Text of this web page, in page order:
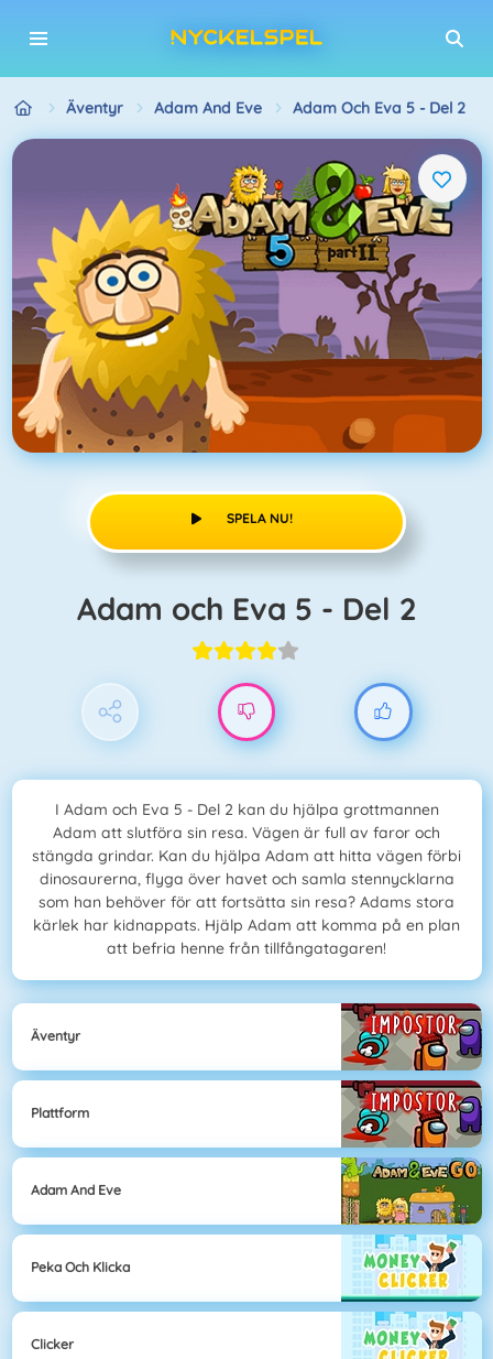
Äventyr Adam And Eve Adam Och Eva 5 - Del 2
SPELA NU!
Adam och Eva 5 - Del 2
I Adam och Eva 5 - Del 2 kan du hjälpa grottmannen
Adam att slutföra sin resa. Vägen är full av faror och
stängda grindar. Kan du hjälpa Adam att hitta vägen förbi
dinosaurerna, flyga över havet och samla stennycklarna
som han behöver för att fortsätta sin resa? Adams stora
kärlek har kidnappats. Hjälp Adam att komma på en plan
att befria henne från tillfångatagaren!
Äventyr
Plattform
Adam And Eve
Peka Och Klicka
Clicker